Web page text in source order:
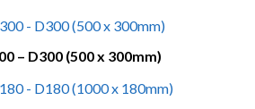
– D300 (500 x 300mm)